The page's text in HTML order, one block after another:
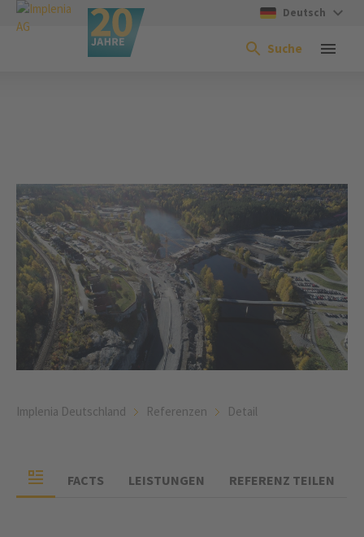
Deutsch
Suche
Implenia Deutschland Referenzen Detail
FACTS LEISTUNGEN REFERENZ TEILEN